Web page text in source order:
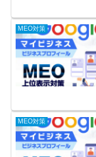
MEO対策
MEO対策